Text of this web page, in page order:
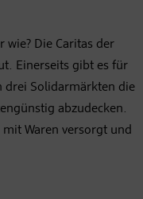
wie? Die Caritas der
Einerseits gibt es für
drei Solidarmärkten die
abzudecken.
Waren versorgt und